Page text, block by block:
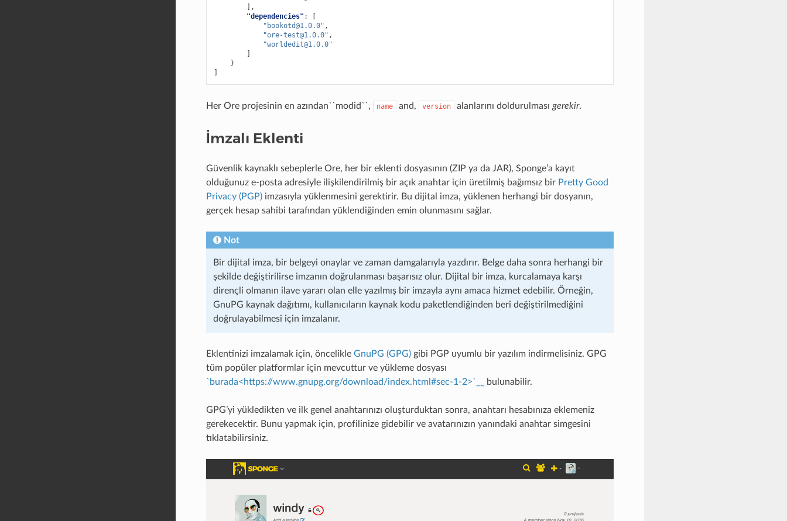
],
"dependencies" :
[
" bookotd@1.0.0" ,
"ore-test@1.0.0" ,
"worldedit@1.0.0"
]
}
]
Her Ore projesinin en azından``modid``, name and, version alanlarını doldurulması gerekir.
İmzalı Eklenti
Güvenlik kaynaklı sebeplerle Ore, her bir eklenti dosyasının (ZIP ya da JAR), Sponge’a kayıt
olduğunuz e-posta adresiyle ilişkilendirilmiş bir açık anahtar için üretilmiş bağımsız bir Pretty Good
Privacy (PGP)imzasıyla yüklenmesini gerektirir. Bu dijital imza, yüklenen herhangi bir dosyanın,
gerçek hesap sahibi tarafından yüklendiğinden emin olunmasını sağlar.
Not
Bir dijital imza, bir belgeyi onaylar ve zaman damgalarıyla yazdırır. Belge daha sonra herhangi bir
şekilde değiştirilirse imzanın doğrulanması başarısız olur. Dijital bir imza, kurcalamaya karşı
dirençli olmanın ilave yararı olan elle yazılmış bir imzayla aynı amaca hizmet edebilir. Örneğin,
GnuPG kaynak dağıtımı, kullanıcıların kaynak kodu paketlendiğinden beri değiştirilmediğini
doğrulayabilmesi için imzalanır.
Eklentinizi imzalamak için, öncelikle GnuPG (GPG)gibi PGP uyumlu bir yazılım indirmelisiniz. GPG
tüm popüler platformlar için mevcuttur ve yükleme dosyası
`burada<https://www.gnupg.org/download/index.html#sec-1-2>`__
bulunabilir.
GPG’yi yükledikten ve ilk genel anahtarınızı oluşturduktan sonra, anahtarı hesabınıza eklemeniz
gerekecektir. Bunu yapmak için, profilinize gidebilir ve avatarınızın yanındaki anahtar simgesini
tıklatabilirsiniz.